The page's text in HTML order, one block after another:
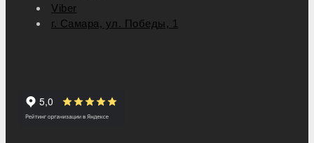
Viber
г. Самара, ул. Победы, 1